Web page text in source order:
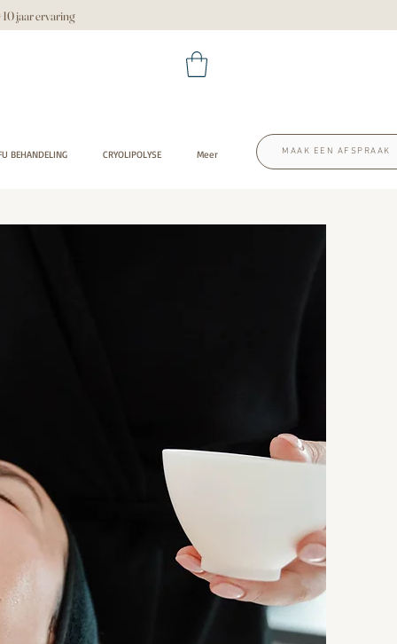
jaar ervaring
BEHANDELING CRYOLIPOLYSE Meer MAAK EEN AFSPRAAK